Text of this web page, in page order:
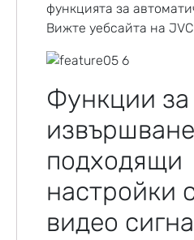
функцията за
Вижте уебсайта на
Функции за
подходящи
настройки
видео